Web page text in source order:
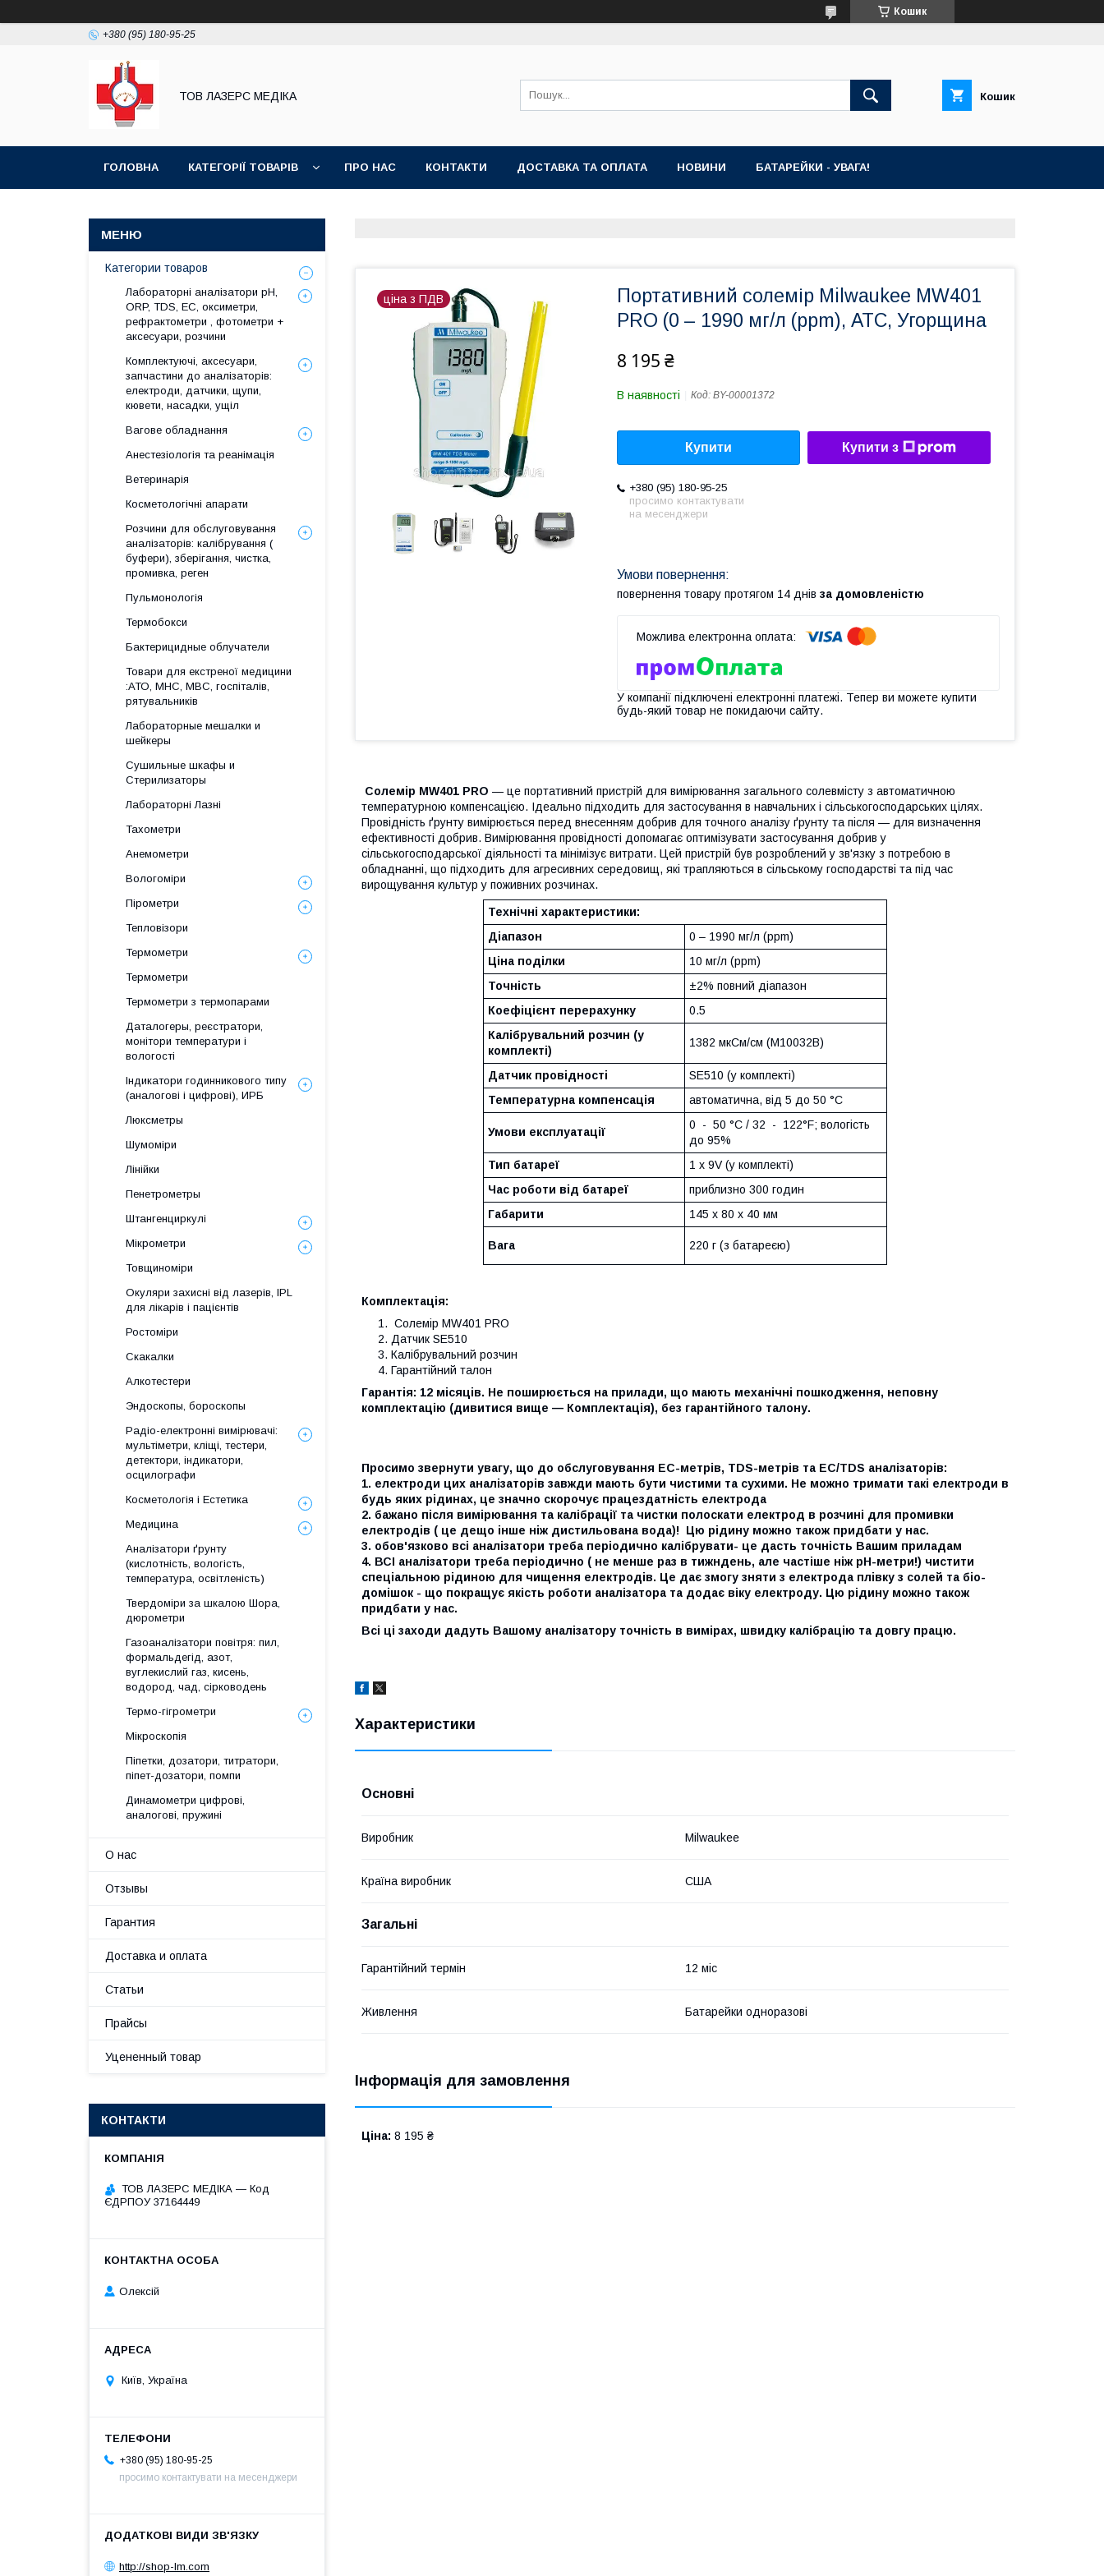
Кошик
+380 (95) 180-95-25
ТОВ ЛАЗЕРС МЕДІКА Кошик
ГОЛОВНА КАТЕГОРІЇ ТОВАРІВ ПРО НАС КОНТАКТИ ДОСТАВКА ТА ОПЛАТА НОВИНИ БАТАРЕЙКИ - УВАГА!
ціна з ПДВ
Портативний солемір Milwaukee MW401
PRO (0 – 1990 мг/л (ppm), ATC, Угорщина
8 195 ₴
В наявності Код: BY-00001372
Купити Купити з
+380 (95) 180-95-25
просимо контактувати
на месенджери
повернення товару протягом 14 днів за домовленістю
У компанії підключені електронні платежі. Тепер ви можете купити
будь-який товар не покидаючи сайту.
Солемір MW401 PRO — це портативний пристрій для вимірювання загального солевмісту з автоматичною
температурною компенсацією. Ідеально підходить для застосування в навчальних і сільськогосподарських цілях.
Провідність ґрунту вимірюється перед внесенням добрив для точного аналізу ґрунту та після — для визначення
ефективності добрив. Вимірювання провідності допомагає оптимізувати застосування добрив у
сільськогосподарської діяльності та мінімізує витрати. Цей пристрій був розроблений у зв'язку з потребою в
обладнанні, що підходить для агресивних середовищ, які трапляються в сільському господарстві та під час
вирощування культур у поживних розчинах.
Технічні характеристики:
Діапазон
0 – 1990 мг/л (ppm)
Ціна поділки
10 мг/л (ppm)
Точність
±2% повний діапазон
Коефіцієнт перерахунку
0.5
Калібрувальний розчин (у
комплекті)
1382 мкСм/см (M10032B)
Датчик провідності
SE510 (у комплекті)
Температурна компенсація
автоматична, від 5 до 50 °C
Умови експлуатації
0 - 50 °C / 32 - 122°F; вологість
до 95%
Тип батареї
1 x 9V (у комплекті)
Час роботи від батареї
приблизно 300 годин
Габарити
145 x 80 x 40 мм
Вага 220 г (з батареєю)
Комплектація:
Солемір MW401 PRO
Датчик SE510
Калібрувальний розчин
Гарантійний талон
Гарантія: 12 місяців. Не поширюється на прилади, що мають механічні пошкодження, неповну
комплектацію (дивитися вище — Комплектація), без гарантійного талону.
Просимо звернути увагу, що до обслуговування EC-метрів, TDS-метрів та EC/TDS аналізаторів:
1. електроди цих аналізаторів завжди мають бути чистими та сухими. Не можно тримати такі електроди в
будь яких рідинах, це значно скорочує працездатність електрода
2. бажано після вимірювання та калібрації та чистки полоскати електрод в розчині для промивки
електродів ( це дещо інше ніж дистильована вода)! Цю рідину можно також придбати у нас.
3. обов'язково всі аналізатори треба періодично калібрувати- це дасть точність Вашим приладам
4. ВСІ аналізатори треба періодично ( не менше раз в тижндень, але частіше ніж рН-метри!) чистити
спеціальною рідиною для чищення електродів. Це дає змогу зняти з електрода плівку з солей та біо-
домішок - що покращує якість роботи аналізатора та додає віку електроду. Цю рідину можно також
придбати у нас.
Всі ці заходи дадуть Вашому аналізатору точність в вимірах, швидку калібрацію та довгу працю.
Характеристики
Основні
Виробник Milwaukee
Країна виробник США
Загальні
Гарантійний термін 12 міс
Живлення Батарейки одноразові
Інформація для замовлення
Ціна: 8 195 ₴
Категории товаров
Лабораторні аналізатори pH,
ORP, TDS, EC, оксиметри,
рефрактометри , фотометри +
аксесуари, розчини
Комплектуючі, аксесуари,
запчастини до аналізаторів:
електроди, датчики, щупи,
кювети, насадки, ущіл
Вагове обладнання
Анестезіологія та реанімація
Ветеринарія
Косметологічні апарати
Розчини для обслуговування
аналізаторів: калібрування (
буфери), зберігання, чистка,
промивка, реген
Пульмонологія
Термобокси
Бактерицидные облучатели
Товари для екстреної медицини
:АТО, МНС, МВС, госпіталів,
рятувальників
Лабораторные мешалки и
шейкеры
Сушильные шкафы и
Стерилизаторы
Лабораторні Лазні
Тахометри
Анемометри
Вологоміри
Пірометри
Тепловізори
Термометри
Термометри
Термометри з термопарами
Даталогеры, реєстратори,
монітори температури і
вологості
Індикатори годинникового типу
(аналогові і цифрові), ИРБ
Люксметры
Шумоміри
Лінійки
Пенетрометры
Штангенциркулі
Мікрометри
Товщиноміри
Окуляри захисні від лазерів, IPL
для лікарів і пацієнтів
Ростоміри
Скакалки
Алкотестери
Эндоскопы, бороскопы
Радіо-електронні вимірювачі:
мультіметри, кліщі, тестери,
детектори, індикатори,
осцилографи
Косметологія і Естетика
Медицина
Аналізатори ґрунту
(кислотність, вологість,
температура, освітленість)
Твердоміри за шкалою Шора,
дюрометри
Газоаналізатори повітря: пил,
формальдегід, азот,
вуглекислий газ, кисень,
водород, чад, сірководень
Термо-гігрометри
Мікроскопія
Піпетки, дозатори, титратори,
піпет-дозатори, помпи
Динамометри цифрові,
аналогові, пружині
О нас
Отзывы
Гарантия
Доставка и оплата
Статьи
Прайсы
Уцененный товар
КОНТАКТИ
ТОВ ЛАЗЕРС МЕДІКА — Код
ЄДРПОУ 37164449
Олексій
Київ, Україна
+380 (95) 180-95-25
просимо контактувати на месенджери
http://shop-lm.com